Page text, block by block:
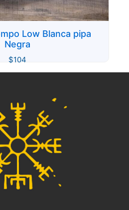
Low Blanca pipa
Negra
$104